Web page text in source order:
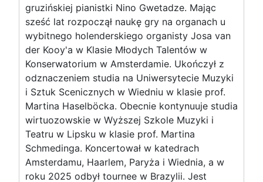
gruzińskiej pianistki Nino Gwetadze. Mając
sześć lat rozpoczął naukę gry na organach u
wybitnego holenderskiego organisty Josa van
der Kooy'a w Klasie Młodych Talentów w
Konserwatorium w Amsterdamie. Ukończył z
odznaczeniem studia na Uniwersytecie Muzyki
i Sztuk Scenicznych w Wiedniu w klasie prof.
Martina Haselböcka. Obecnie kontynuuje studia
wirtuozowskie w Wyższej Szkole Muzyki i
Teatru w Lipsku w klasie prof. Martina
Schmedinga. Koncertował w katedrach
Amsterdamu, Haarlem, Paryża i Wiednia, a w
roku 2025 odbył tournee w Brazylii. Jest